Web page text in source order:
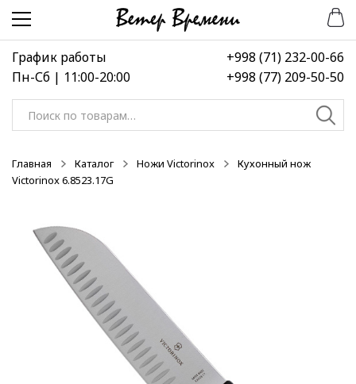
Перейти
навигации
Перейти
содержимому
График работы
Пн-Сб | 11:00-20:00
+998 (71) 232-00-66
+998 (77) 209-50-50
Искать:
Главная Каталог Ножи Victorinox
Кухонный нож
Victorinox 6.8523.17G